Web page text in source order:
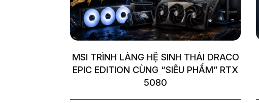
MSI TRÌNH LÀNG HỆ SINH THÁI DRACO
EPIC EDITION CÙNG “SIÊU PHẨM” RTX
5080